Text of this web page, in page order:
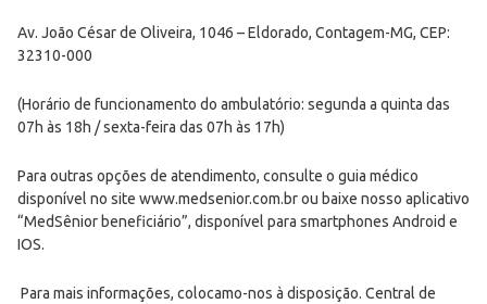
Av. João César de Oliveira, 1046 – Eldorado, Contagem-MG, CEP:
32310-000
(Horário de funcionamento do ambulatório: segunda a quinta das
07h às 18h / sexta-feira das 07h às 17h)
Para outras opções de atendimento, consulte o guia médico
disponível no site www.medsenior.com.br ou baixe nosso aplicativo
“MedSênior beneficiário”, disponível para smartphones Android e
IOS.
Para mais informações, colocamo-nos à disposição. Central de